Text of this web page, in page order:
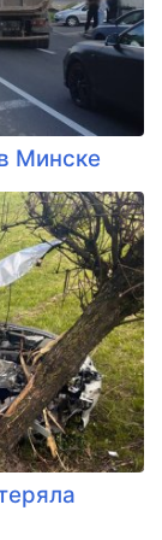
Минске